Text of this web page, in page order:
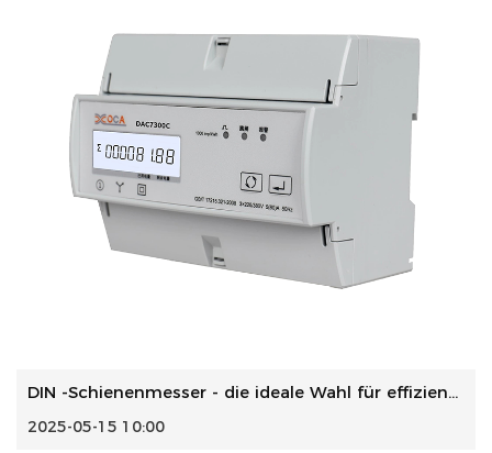
DIN -Schienenmesser - die ideale Wahl für effiziente Überw...
2025-05-15 10:00